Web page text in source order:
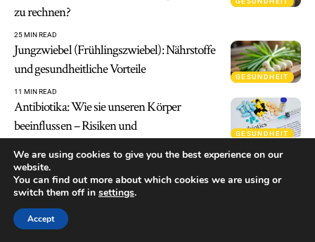
zu rechnen?
25 MIN READ
GESUNDHEIT
Jungzwiebel (Frühlingszwiebel): Nährstoffe
und gesundheitliche Vorteile
11 MIN READ
GESUNDHEIT
Antibiotika: Wie sie unseren Körper
beeinflussen – Risiken und
11 MIN READ
Warum du Rotkohl essen solltest: Entdecke
die Vorteile des „violetten Wunders“
15 MIN READ
We are using cookies to give you the best experience on our
website.
You can find out more about which cookies we are using or
switch them off in settings.
Accept